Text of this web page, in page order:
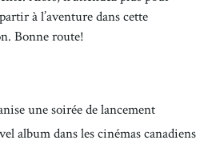
à l’aventure dans cette
Bonne route!
une soirée de lancement
album dans les cinémas canadiens